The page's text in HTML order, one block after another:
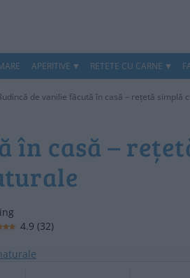
APERITIVE RETETE CU CARNE
de vanilie făcută în casă – rețetă simplă
în casă –
4.9 (32)